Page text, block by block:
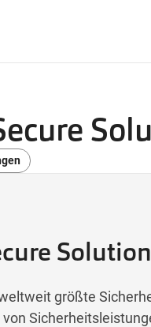
größte
von